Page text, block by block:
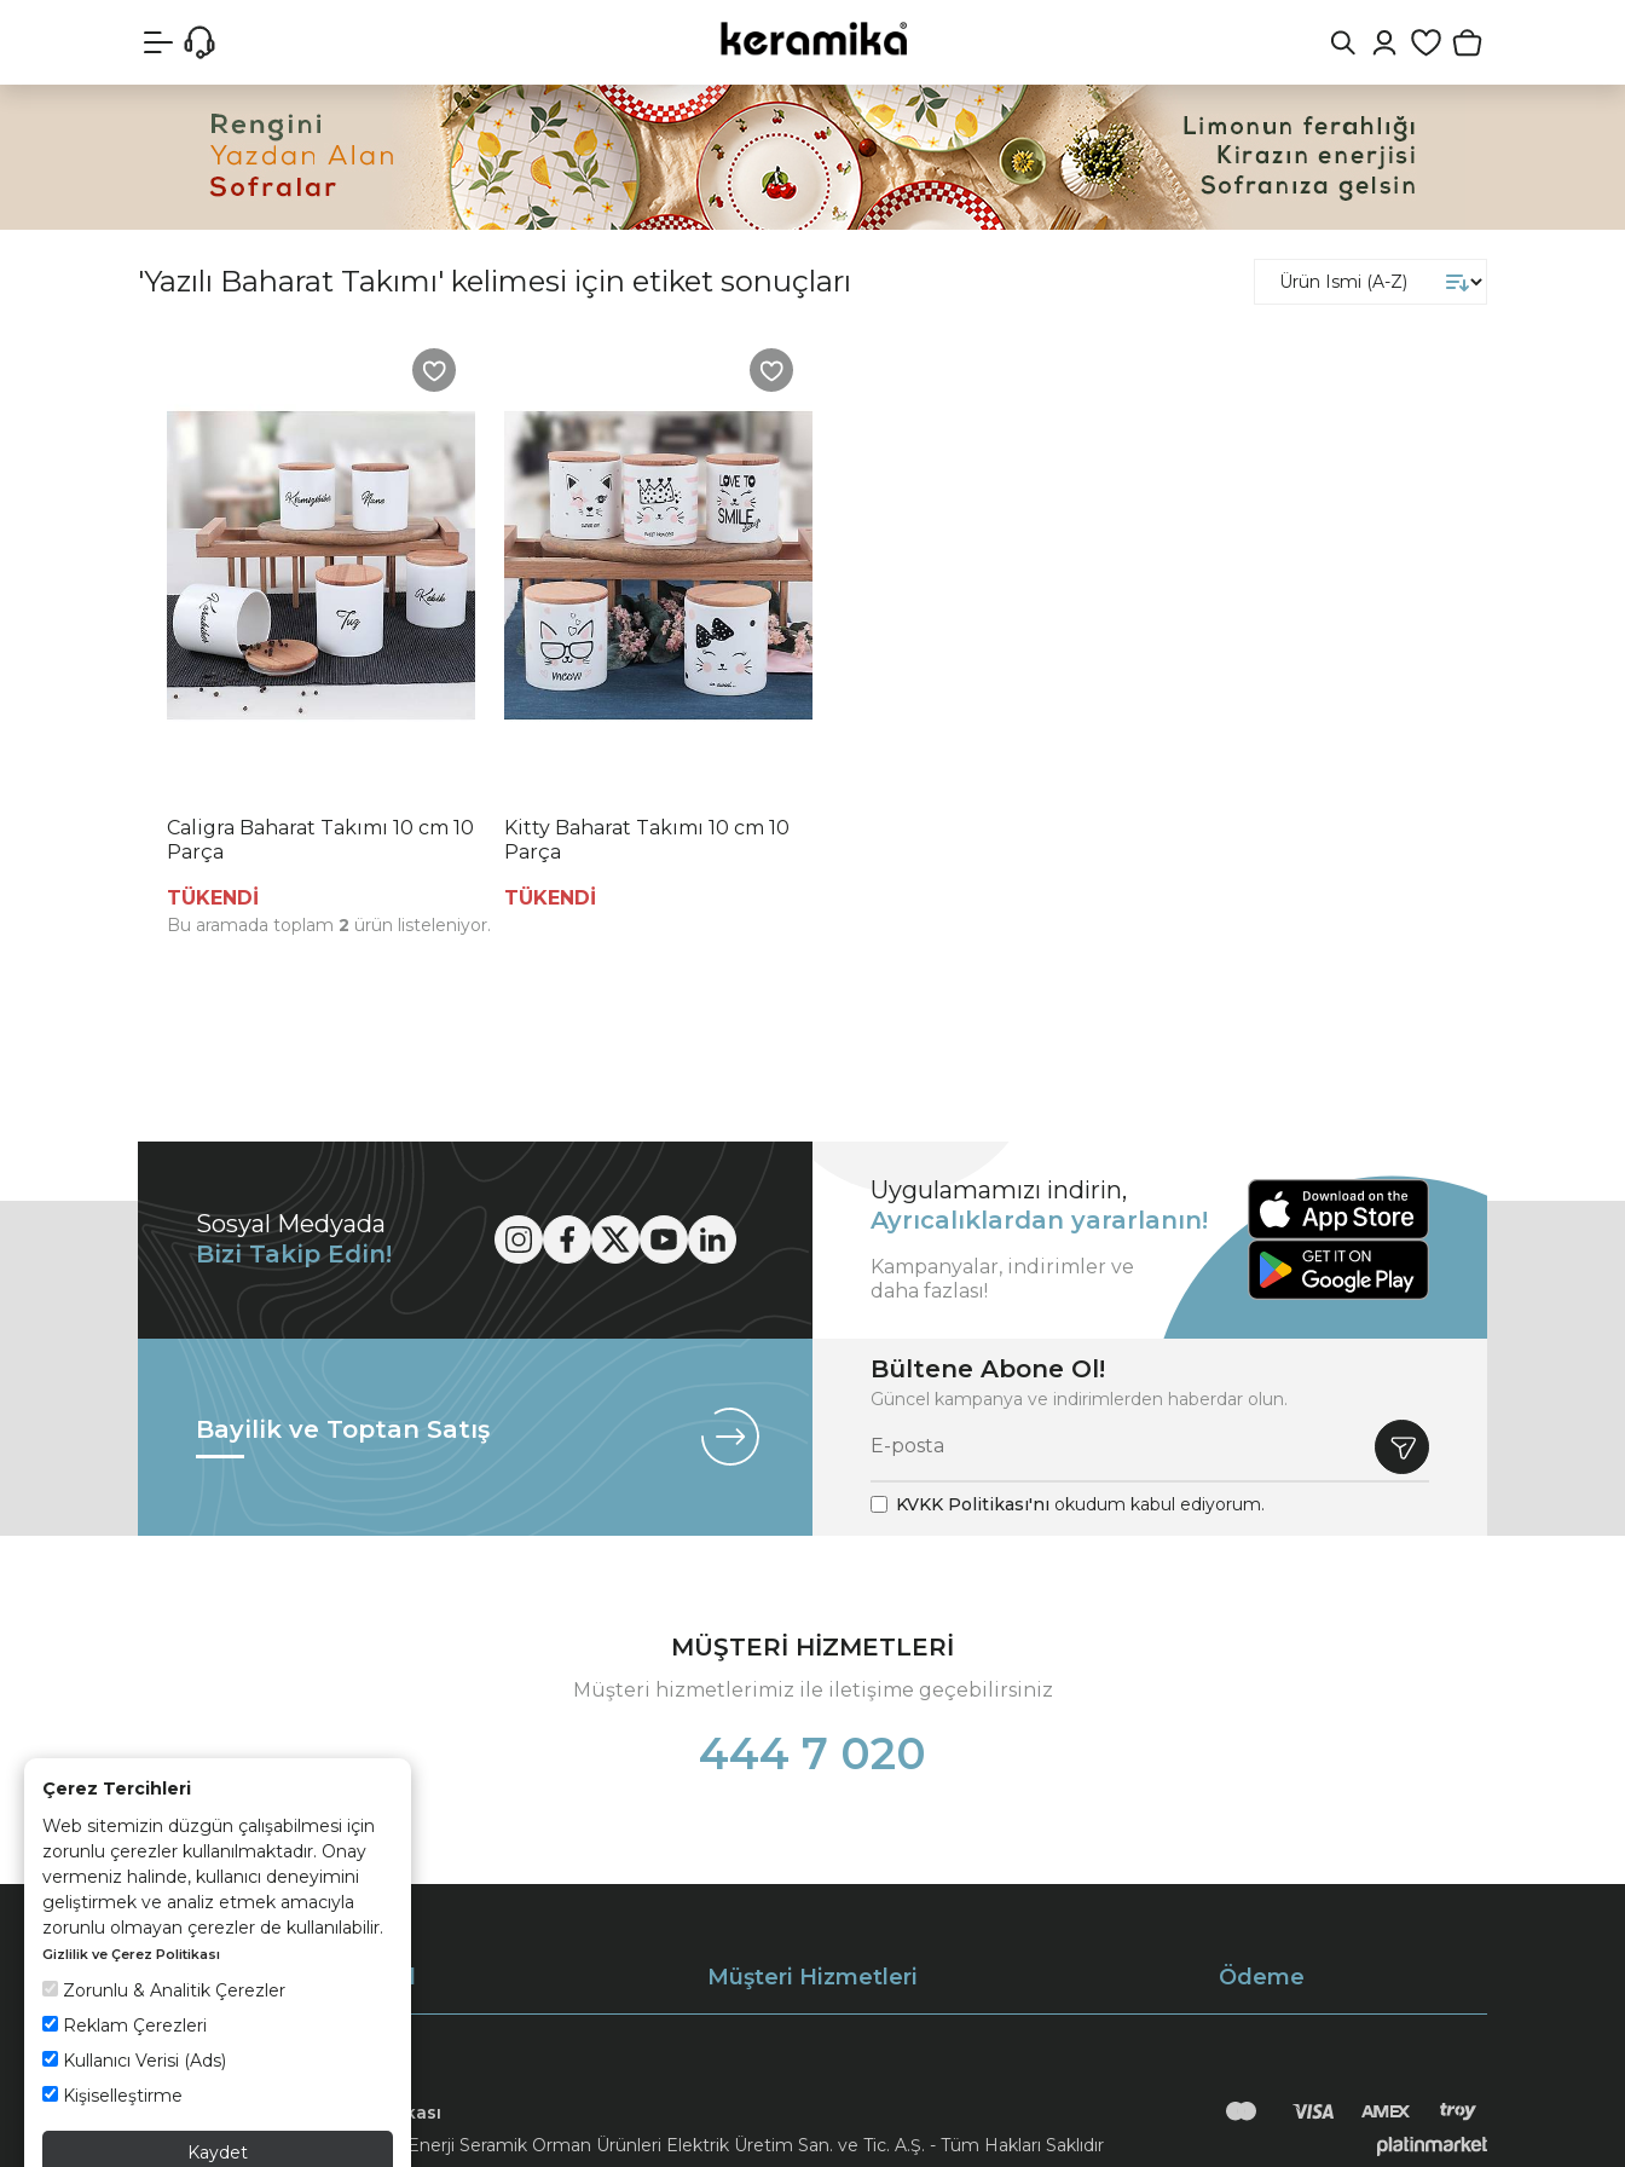
Çerez Tercihleri
Web sitemizin düzgün çalışabilmesi için
zorunlu çerezler kullanılmaktadır. Onay
vermeniz halinde, kullanıcı deneyimini
geliştirmek ve analiz etmek amacıyla
zorunlu olmayan çerezler de kullanılabilir.
Gizlilik ve Çerez Politikası
Zorunlu & Analitik Çerezler
Reklam Çerezleri
Kullanıcı Verisi (Ads)
Kişiselleştirme
Kaydet
'Yazılı Baharat Takımı' kelimesi için etiket sonuçları
Caligra Baharat Takımı 10 cm 10
Parça
TÜKENDİ
Kitty Baharat Takımı 10 cm 10
Parça
TÜKENDİ
Bu aramada toplam 2 ürün listeleniyor.
Sosyal Medyada
Bizi Takip Edin!
Uygulamamızı indirin,
Ayrıcalıklardan yararlanın!
Kampanyalar, indirimler ve
daha fazlası!
Bayilik ve Toptan Satış
Bültene Abone Ol!
Güncel kampanya ve indirimlerden haberdar olun.
KVKK Politikası'nı okudum kabul ediyorum.
MÜŞTERİ HİZMETLERİ
Müşteri hizmetlerimiz ile iletişime geçebilirsiniz
444 7 020
Müşteri Hizmetleri Ödeme
Kvkk ve Çerez Politikası
© 2026 Ünsa Madencilik Turizm Enerji Seramik Orman Ürünleri Elektrik Üretim San. ve Tic. A.Ş. - Tüm Hakları Saklıdır